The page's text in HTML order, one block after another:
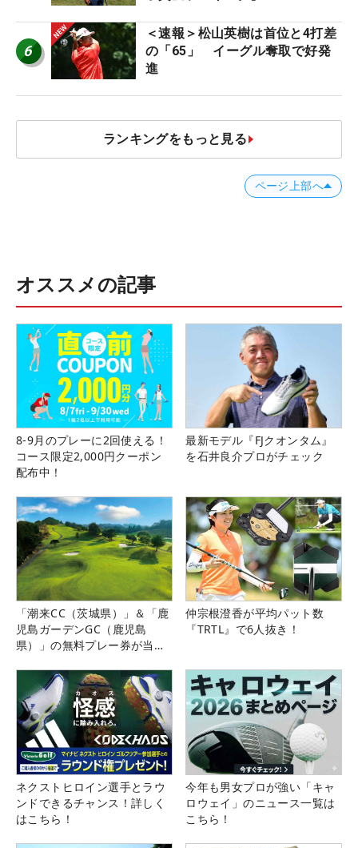
6
＜速報＞松山英樹は首位と4打差
の「65」 イーグル奪取で好発
進
ランキングをもっと見る
ページ上部へ
オススメの記事
8-9月のプレーに2回使える！
コース限定2,000円クーポン
配布中！
最新モデル『FJクオンタム』
を石井良介プロがチェック
「潮来CC（茨城県）」＆「鹿
児島ガーデンGC（鹿児島
県）」の無料プレー券が当た
仲宗根澄香が平均パット数
『TRTL』で6人抜き！
ネクストヒロイン選手とラウ
ンドできるチャンス！詳しく
はこちら！
今年も男女プロが強い「キャ
ロウェイ」のニュース一覧は
こちら！